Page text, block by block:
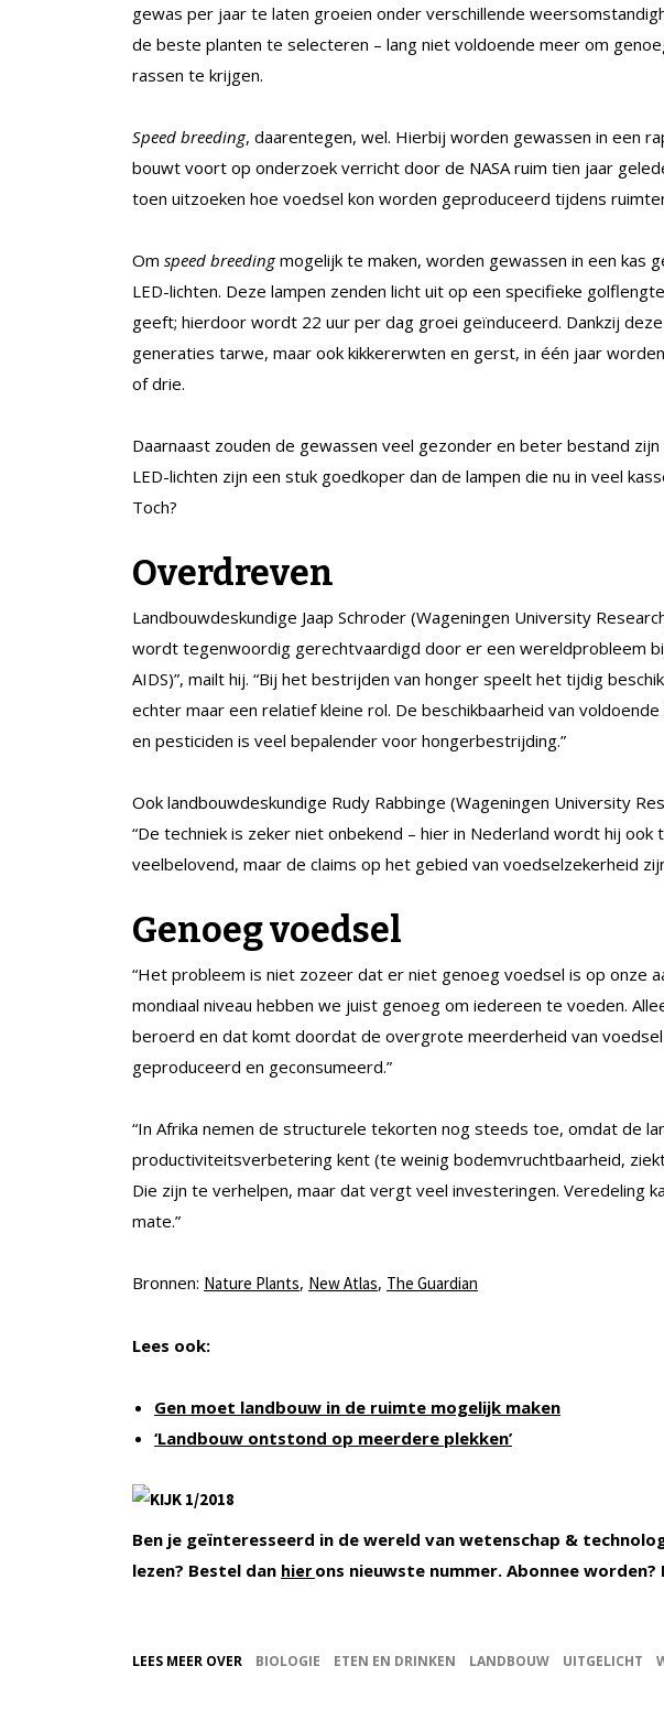
gewas per jaar te laten groeien onder verschillende
de beste planten te selecteren – lang niet voldoende meer om
rassen te krijgen.
Speed breeding, daarentegen, wel. Hierbij worden gewassen in een
bouwt voort op onderzoek verricht door de NASA ruim tien jaar
toen uitzoeken hoe voedsel kon worden geproduceerd tijdens
Om speed breedingmogelijk te maken, worden gewassen in een kas
LED-lichten. Deze lampen zenden licht uit op een specifieke
geeft; hierdoor wordt 22 uur per dag groei geïnduceerd. Dankzij
generaties tarwe, maar ook kikkererwten en gerst, in één jaar
of drie.
Daarnaast zouden de gewassen veel gezonder en beter bestand
LED-lichten zijn een stuk goedkoper dan de lampen die nu in veel
Toch?
Overdreven
Landbouwdeskundige Jaap Schroder (Wageningen University
wordt tegenwoordig gerechtvaardigd door er een wereldprobleem
AIDS)”, mailt hij. “Bij het bestrijden van honger speelt het tijdig
echter maar een relatief kleine rol. De beschikbaarheid van
en pesticiden is veel bepalender voor hongerbestrijding.”
Ook landbouwdeskundige Rudy Rabbinge (Wageningen University
“De techniek is zeker niet onbekend – hier in Nederland wordt hij ook
veelbelovend, maar de claims op het gebied van voedselzekerheid
Genoeg voedsel
“Het probleem is niet zozeer dat er niet genoeg voedsel is op onze
mondiaal niveau hebben we juist genoeg om iedereen te voeden.
beroerd en dat komt doordat de overgrote meerderheid van
geproduceerd en geconsumeerd.”
“In Afrika nemen de structurele tekorten nog steeds toe, omdat de
productiviteitsverbetering kent (te weinig bodemvruchtbaarheid,
Die zijn te verhelpen, maar dat vergt veel investeringen. Veredeling
mate.”
Bronnen: Nature Plants, New Atlas, The Guardian
Lees ook:
Gen moet landbouw in de ruimte mogelijk maken
‘Landbouw ontstond op meerdere plekken’
Ben je geïnteresseerd in de wereld van wetenschap &
lezen? Bestel dan hier ons nieuwste nummer. Abonnee worden?
LEES MEER OVER BIOLOGIE ETEN EN DRINKEN LANDBOUW UITGELICHT